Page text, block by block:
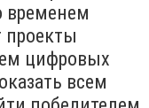
временем
проекты
цифровых
всем